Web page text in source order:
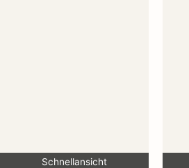
Schnellansicht